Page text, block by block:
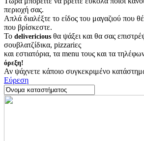
περιοχή σας.
Απλά διαλέξτε το είδος του μαγαζιού που
που βρίσκεστε.
Το delivericious θα ψάξει και θα σας
σουβλατζίδικα, pizzariες
και εστιατόρια, τα menu τους και τα
όρεξη!
Αν ψάχνετε κάποιο συγκεκριμένο
Εύρεση